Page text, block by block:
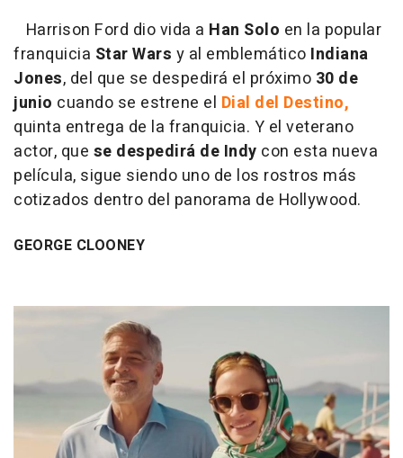
Harrison Ford dio vida a Han Solo en la popular
franquicia Star Wars y al emblemático Indiana
Jones, del que se despedirá el próximo 30 de
junio cuando se estrene el Dial del Destino,
quinta entrega de la franquicia. Y el veterano
actor, que se despedirá de Indy con esta nueva
película, sigue siendo uno de los rostros más
cotizados dentro del panorama de Hollywood.
GEORGE CLOONEY